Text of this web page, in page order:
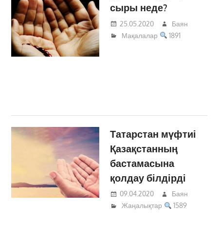
сыры неде?
25.05.2020
Баян
Мақалалар
1891
Татарстан мүфтиі
Қазақстанның
бастамасына
қолдау білдірді
09.04.2020
Баян
Жаңалықтар
1589